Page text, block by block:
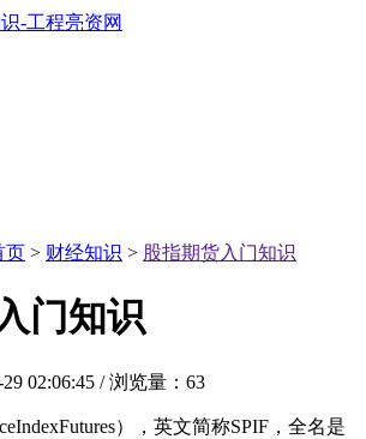
页 > 财经知识 > 股指期货入门知识
门知识
02:06:45 / 浏览量：63
），英文简称SPIF，全名是